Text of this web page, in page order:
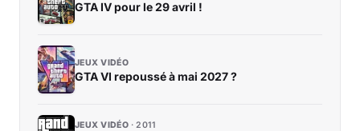
GTA IV pour le 29 avril !
JEUX VIDÉO
GTA VI repoussé à mai 2027 ?
JEUX VIDÉO 2011